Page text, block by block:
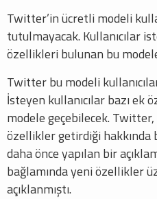
Twitter’in ücretli modeli
tutulmayacak. Kullanıcılar
özellikleri bulunan bu
Twitter bu modeli
İsteyen kullanıcılar bazı ek
modele geçebilecek.
özellikler getirdiği hakkında
daha önce yapılan bir
bağlamında yeni özellikler
açıklanmıştı.